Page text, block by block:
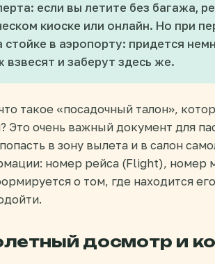
если вы летите без багажа,
киоске или онлайн. Но при
стойке в аэропорту: придется
взвесят и заберут здесь же.
такое «посадочный талон»,
Это очень важный документ для
в зону вылета и в салон
номер рейса (Flight), номер
о том, где находится
досмотр и